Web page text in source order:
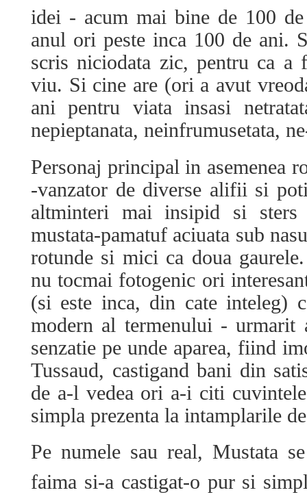
idei - acum mai bine de 100
anul ori peste inca 100 de ani.
scris niciodata zic, pentru ca a
viu. Si cine are (ori a avut
ani pentru viata insasi
nepieptanata, neinfrumusetata,
Personaj principal in asemenea
-vanzator de diverse alifii si
altminteri mai insipid si sters
mustata-pamatuf aciuata sub
rotunde si mici ca doua
nu tocmai fotogenic ori
(si este inca, din cate inteleg)
modern al termenului - urmarit
senzatie pe unde aparea, fiind
Tussaud, castigand bani din
de a-l vedea ori a-i citi
simpla prezenta la intamplarile
Pe numele sau real, Mustata
faima si-a castigat-o pur si